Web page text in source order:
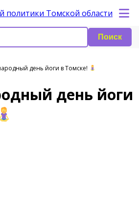
Поиск
день йоги в Томске!
день йоги